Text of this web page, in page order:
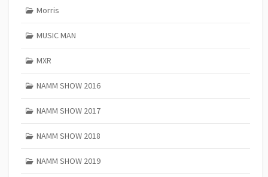
Morris
MUSIC MAN
MXR
NAMM SHOW 2016
NAMM SHOW 2017
NAMM SHOW 2018
NAMM SHOW 2019